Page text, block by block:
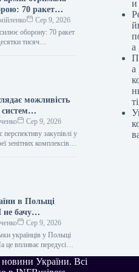
70 ракет
Сер 9, 2026
оборону: 70 ракет
тисяч
України
потужна
можливість
оборони в
Сер 9, 2026
перспективу закупівлі у
зенітних комплексів
апаратам.
придбання…
в Польщі
бачу
відтоку
Польщі. Однак
присутні»
Сер 9, 2026
українців у Польщі
це впливає передусім
повідомив в інтерв’ю
и
а
а
ті
України. Всі